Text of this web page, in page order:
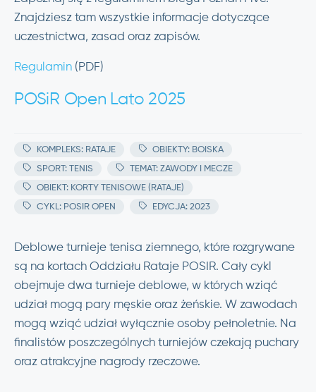
Znajdziesz tam wszystkie informacje dotyczące
uczestnictwa, zasad oraz zapisów.
Regulamin (PDF)
POSiR Open Lato 2025
KOMPLEKS: RATAJE OBIEKTY: BOISKA
SPORT: TENIS TEMAT: ZAWODY I MECZE
OBIEKT: KORTY TENISOWE (RATAJE)
CYKL: POSIR OPEN EDYCJA: 2023
Deblowe turnieje tenisa ziemnego, które rozgrywane
są na kortach Oddziału Rataje POSIR. Cały cykl
obejmuje dwa turnieje deblowe, w których wziąć
udział mogą pary męskie oraz żeńskie. W zawodach
mogą wziąć udział wyłącznie osoby pełnoletnie. Na
finalistów poszczególnych turniejów czekają puchary
oraz atrakcyjne nagrody rzeczowe.